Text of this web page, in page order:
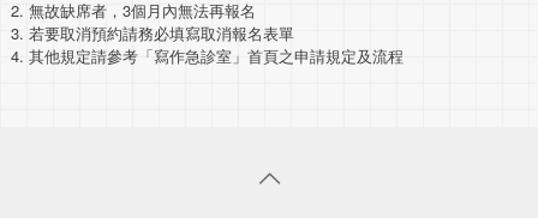
2. 無故缺席者，3個月內無法再報名
3. 若要取消預約請務必填寫取消報名表單
4. 其他規定請參考「寫作急診室」首頁之申請規定及流程